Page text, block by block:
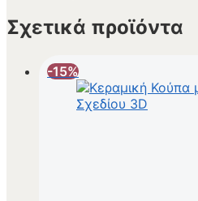
Σχετικά προϊόντα
-15%